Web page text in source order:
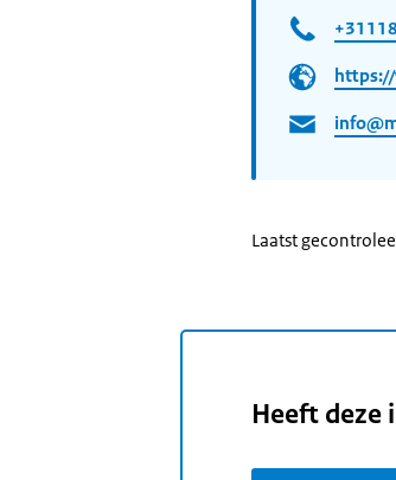
Laatst
Heeft deze